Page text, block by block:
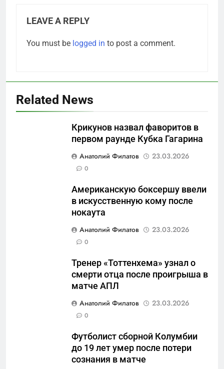
LEAVE A REPLY
You must be logged in to post a comment.
Related News
Крикунов назвал фаворитов в
первом раунде Кубка Гагарина
Анатолий Филатов
23.03.2026
0
Американскую боксершу ввели
в искусственную кому после
нокаута
Анатолий Филатов
23.03.2026
0
Тренер «Тоттенхема» узнал о
смерти отца после проигрыша в
матче АПЛ
Анатолий Филатов
23.03.2026
0
Футболист сборной Колумбии
до 19 лет умер после потери
сознания в матче
Что происходит в
военные изымают спирт «для
защиты Отечества»
САНКТ-ПЕТЕРБУРГ И ОБЛАСТЬ
«500-тонный беспилотник»
или очередная показуха? Что
САНКТ-ПЕТЕРБУРГ И ОБЛАСТЬ
провалов и уязвимости
региона
Зачистка неба: Силовой